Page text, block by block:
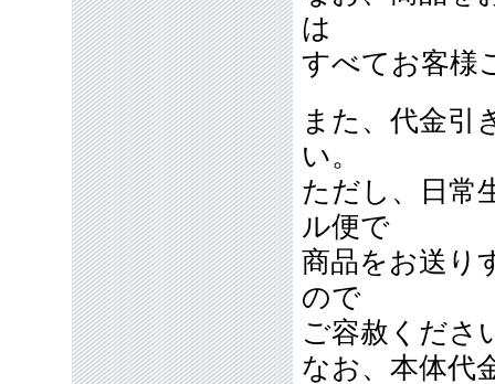
は
すべてお客様
また、代金引
い。
ただし、日常
ル便で
商品をお送り
ので
ご容赦くださ
なお、本体代